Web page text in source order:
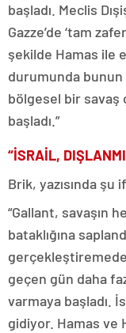
başladı. Meclis
Gazze’de ‘tam
şekilde Hamas ile
durumunda bunun
bölgesel bir savaş
başladı.”
“İSRAİL,
Brik, yazısında şu
“Gallant, savaşın
bataklığına
geçen gün daha
varmaya başladı.
gidiyor. Hamas ve